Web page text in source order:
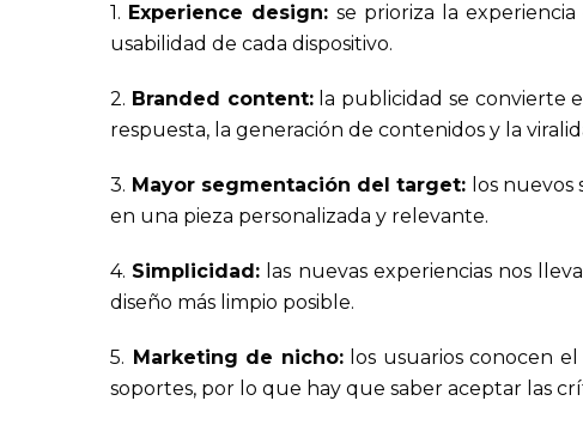
1. Experience design: se prioriza la
usabilidad de cada dispositivo.
2. Branded content:la publicidad se convierte
respuesta, la generación de contenidos y la
3. Mayor segmentación del target: los
en una pieza personalizada y relevante.
4. Simplicidad: las nuevas experiencias nos
diseño más limpio posible.
5. Marketing de nicho:los usuarios conocen
soportes, por lo que hay que saber aceptar las